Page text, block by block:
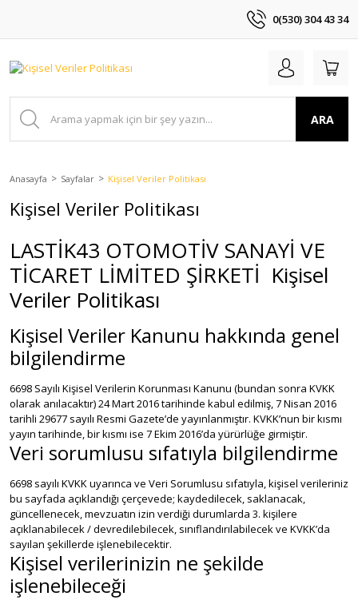
0(530) 304 43 34
ARA
Anasayfa Sayfalar Kişisel Veriler Politikası
Kişisel Veriler Politikası
LASTİK43 OTOMOTİV SANAYİ VE
TİCARET LİMİTED ŞİRKETİ Kişisel
Veriler Politikası
Kişisel Veriler Kanunu hakkında genel
bilgilendirme
6698 Sayılı Kişisel Verilerin Korunması Kanunu (bundan sonra KVKK
olarak anılacaktır) 24 Mart 2016 tarihinde kabul edilmiş, 7 Nisan 2016
tarihli 29677 sayılı Resmi Gazete’de yayınlanmıştır. KVKK’nun bir kısmı
yayın tarihinde, bir kısmı ise 7 Ekim 2016’da yürürlüğe girmiştir.
Veri sorumlusu sıfatıyla bilgilendirme
6698 sayılı KVKK uyarınca ve Veri Sorumlusu sıfatıyla, kişisel verileriniz
bu sayfada açıklandığı çerçevede; kaydedilecek, saklanacak,
güncellenecek, mevzuatın izin verdiği durumlarda 3. kişilere
açıklanabilecek / devredilebilecek, sınıflandırılabilecek ve KVKK’da
sayılan şekillerde işlenebilecektir.
Kişisel verilerinizin ne şekilde
işlenebileceği